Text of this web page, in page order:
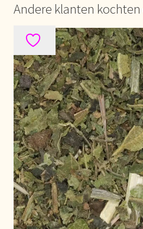
Personal Branding
Personal Branding
Personal Branding
Política de precios
Politique tarifaire
Preispolitik
Andere klanten